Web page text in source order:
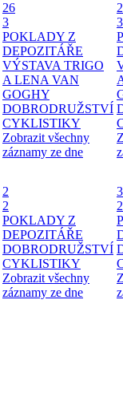
26
3
POKLADY Z
DEPOZITÁŘE
VÝSTAVA TRIGO
A LENA VAN
GOGHY
DOBRODRUŽSTVÍ
CYKLISTIKY
Zobrazit všechny
záznamy ze dne
3
2
2
POKLADY Z
DEPOZITÁŘE
DOBRODRUŽSTVÍ
CYKLISTIKY
Zobrazit všechny
záznamy ze dne
3
2